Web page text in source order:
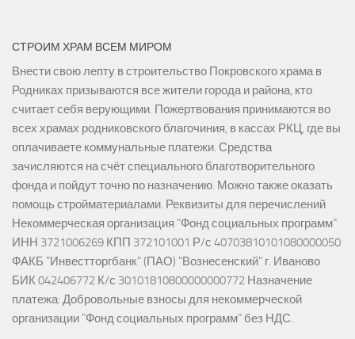
СТРОИМ ХРАМ ВСЕМ МИРОМ
Внести свою лепту в строительство Покровского храма в
Родниках призываются все жители города и района, кто
считает себя верующими. Пожертвования принимаются во
всех храмах родниковского благочиния, в кассах РКЦ, где вы
оплачиваете коммунальные платежи. Средства
зачисляются на счёт специального благотворительного
фонда и пойдут точно по назначению. Можно также оказать
помощь стройматериалами. Реквизиты для перечислений
Некоммерческая организация "Фонд социальных программ"
ИНН 3721006269 КПП 372101001 Р/с 40703810101080000050
ФАКБ "Инвестторгбанк" (ПАО) "Вознесенский" г. Иваново
БИК 042406772 К/с 30101810800000000772 Назначение
платежа: Добровольные взносы для некоммерческой
организации "Фонд социальных программ" без НДС.